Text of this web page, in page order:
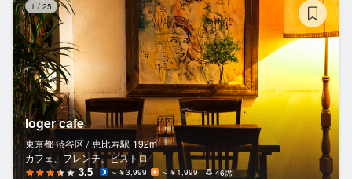
1 / 25
loger cafe
東京都 渋谷区 / 恵比寿駅 192m
カフェ、フレンチ、ビストロ
3.5 ～￥3,999 ～￥1,999 46席